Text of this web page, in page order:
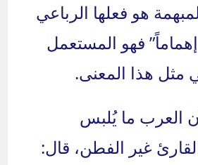
هو فعلها الرباعي
فهو المستعمل
مثل هذا المعنى.
العرب ما يُلبس
غير الفطن، قال: